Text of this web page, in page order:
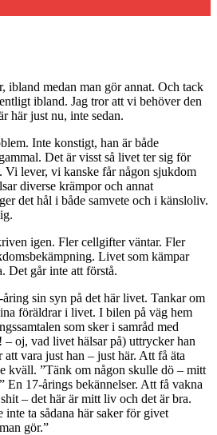
ibland medan man gör annat. Och tack
ibland. Jag tror att vi behöver den
här just nu, inte sedan.
Inte konstigt, han är både
Det är visst så livet ter sig för
Vi lever, vi kanske får någon sjukdom
diverse krämpor och annat
det hål i både samvete och i känsloliv.
igen. Fler cellgifter väntar. Fler
Livet som kämpar
Det går inte att förstå.
sin syn på det här livet. Tankar om
föräldrar i livet. I bilen på väg hem
som sker i samråd med
– oj, vad livet hälsar på) uttrycker han
att vara just han – just här. Att få äta
kväll. ”Tänk om någon skulle dö – mitt
17-årings bekännelser. Att få vakna
– det här är mitt liv och det är bra.
ta sådana här saker för givet
gör.”